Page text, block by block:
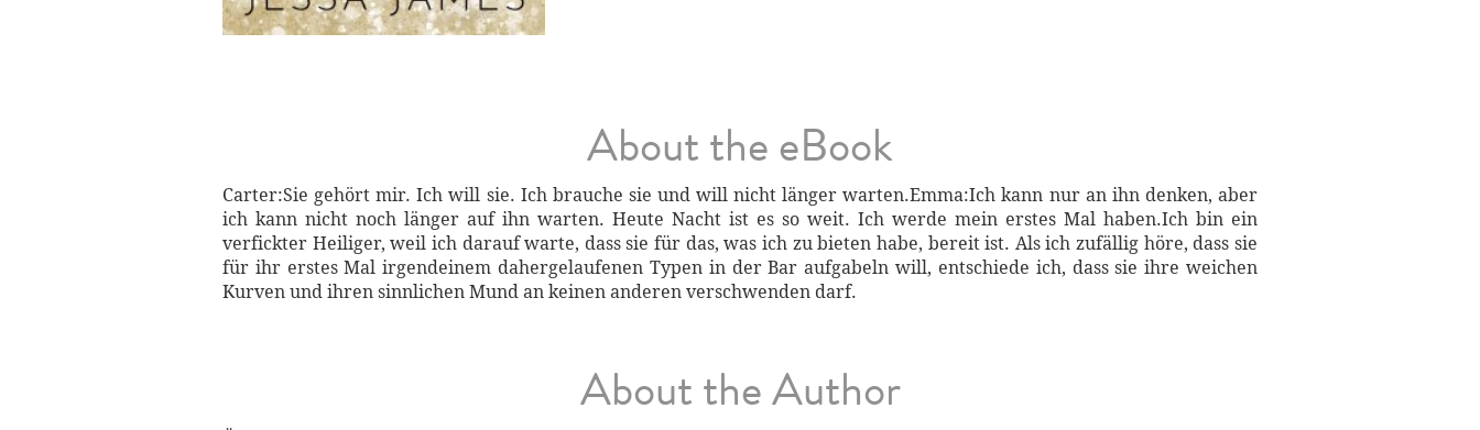
About the eBook
Carter:Sie gehört mir. Ich will sie. Ich brauche sie und will nicht länger warten.Emma:Ich kann nur an ihn denken, aber
ich kann nicht noch länger auf ihn warten. Heute Nacht ist es so weit. Ich werde mein erstes Mal haben.Ich bin ein
verfickter Heiliger, weil ich darauf warte, dass sie für das, was ich zu bieten habe, bereit ist. Als ich zufällig höre, dass sie
für ihr erstes Mal irgendeinem dahergelaufenen Typen in der Bar aufgabeln will, entschiede ich, dass sie ihre weichen
Kurven und ihren sinnlichen Mund an keinen anderen verschwenden darf.
About the Author